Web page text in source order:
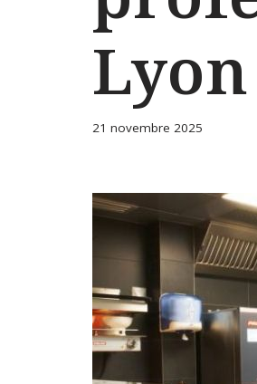
Lyon
21 novembre 2025